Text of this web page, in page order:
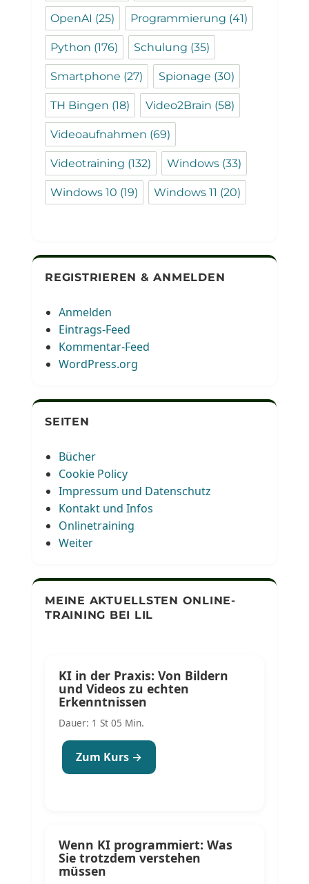
OpenAI (25) Programmierung (41)
Python (176) Schulung (35)
Smartphone (27) Spionage (30)
TH Bingen (18) Video2Brain (58)
Videoaufnahmen (69)
Videotraining (132) Windows (33)
Windows 10 (19) Windows 11 (20)
REGISTRIEREN & ANMELDEN
Anmelden
Eintrags-Feed
Kommentar-Feed
WordPress.org
SEITEN
Bücher
Cookie Policy
Impressum und Datenschutz
Kontakt und Infos
Onlinetraining
Weiter
MEINE AKTUELLSTEN ONLINE-
TRAINING BEI LIL
KI in der Praxis: Von Bildern
und Videos zu echten
Erkenntnissen
Dauer: 1 St 05 Min.
Zum Kurs →
Wenn KI programmiert: Was
Sie trotzdem verstehen
müssen